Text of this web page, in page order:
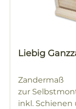
Liebig
Zandermaß
zur
inkl. Schienen